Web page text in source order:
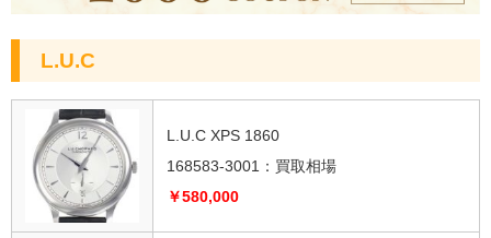
L.U.C
L.U.C XPS 1860
168583-3001：買取相場
￥580,000